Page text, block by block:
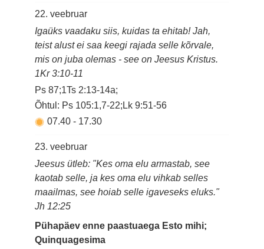
22. veebruar
Igaüks vaadaku siis, kuidas ta ehitab! Jah,
teist alust ei saa keegi rajada selle kõrvale,
mis on juba olemas - see on Jeesus Kristus.
1Kr 3:10-11
Ps 87;1Ts 2:13-14a;
Õhtul: Ps 105:1,7-22;Lk 9:51-56
07.40- 17.30
23. veebruar
Jeesus ütleb: "Kes oma elu armastab, see
kaotab selle, ja kes oma elu vihkab selles
maailmas, see hoiab selle igaveseks eluks."
Jh 12:25
Pühapäev enne paastuaega Esto mihi;
Quinquagesima